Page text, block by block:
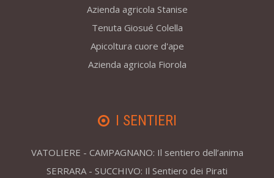
Azienda agricola Stanise
Tenuta Giosué Colella
Apicoltura cuore d'ape
Azienda agricola Fiorola
I SENTIERI
VATOLIERE - CAMPAGNANO: Il sentiero dell’anima
SERRARA - SUCCHIVO: Il Sentiero dei Pirati